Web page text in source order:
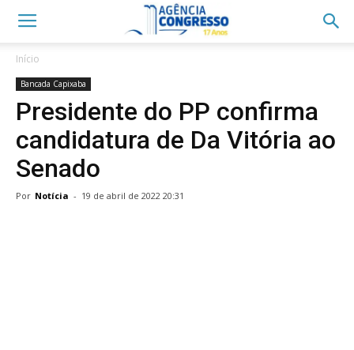
Início
Bancada Capixaba
Presidente do PP confirma
candidatura de Da Vitória ao
Senado
Por Notícia - 19 de abril de 2022 20:31